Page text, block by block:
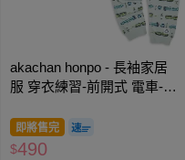
akachan honpo - 長袖家居
服 穿衣練習-前開式 電車-淺
即將售完
$490